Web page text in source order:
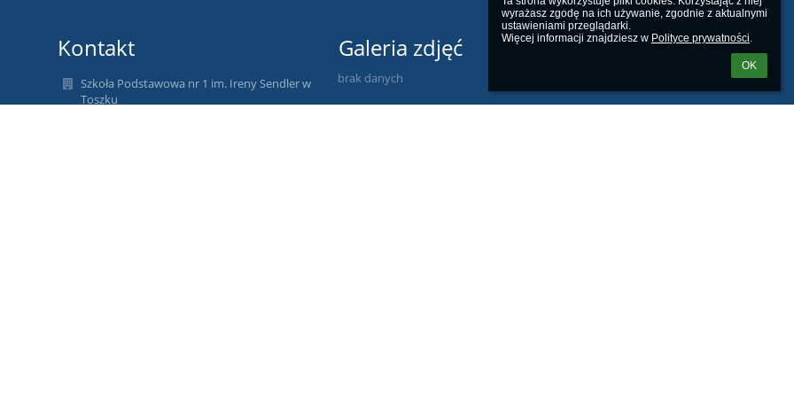
wyrażasz zgodę na ich używanie, zgodnie z aktualnymi
ustawieniami przeglądarki.
Więcej informacji znajdziesz w Polityce prywatności.
OK
Kontakt
Szkoła Podstawowa nr 1 im. Ireny Sendler w
Toszku
Galeria zdjęć
brak danych